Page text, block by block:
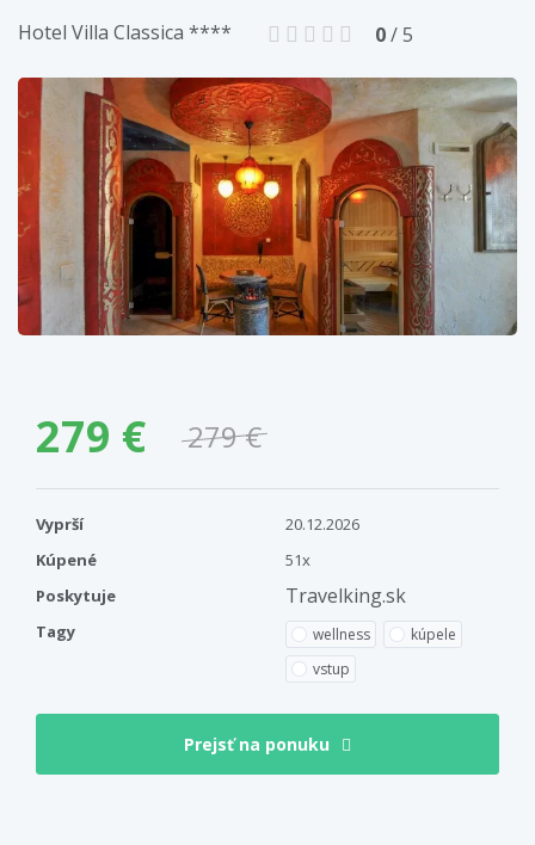
Hotel Villa Classica **** 0/ 5
279 € 279 €
Vyprší
20.12.2026
Kúpené
51x
Poskytuje
Travelking.sk
Tagy wellness
kúpele
vstup
Prejsť na ponuku